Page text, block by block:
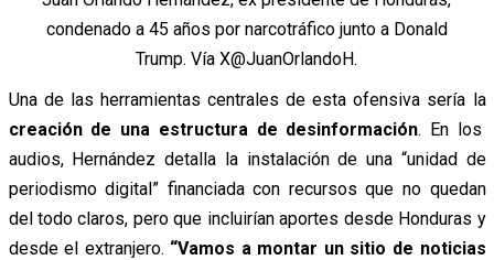
condenado a 45 años por narcotráfico junto a Donald
Trump. Vía X@JuanOrlandoH.
Una de las herramientas centrales de esta ofensiva sería la
creación de una estructura de desinformación. En los
audios, Hernández detalla la instalación de una “unidad de
periodismo digital” financiada con recursos que no quedan
del todo claros, pero que incluirían aportes desde Honduras y
desde el extranjero. “Vamos a montar un sitio de noticias